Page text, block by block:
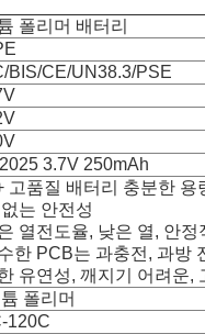
폴리머 배터리
BIS/CE/UN38.3/PSE
3.7V 250mAh
고품질 배터리 충분한
는 안전성
열전도율, 낮은 열, 안정
한 PCB는 과충전, 과방
유연성, 깨지기 어려운,
폴리머
120C